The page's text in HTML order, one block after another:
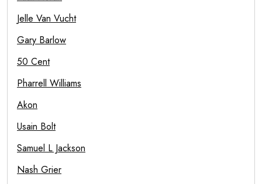
Jelle Van Vucht
Gary Barlow
50 Cent
Pharrell Williams
Akon
Usain Bolt
Samuel L Jackson
Nash Grier